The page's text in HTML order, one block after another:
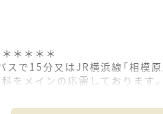
＊＊＊＊
スで15分又はJR横浜線「相模
をメインの応需しております
にせず相談がしやすいと患者